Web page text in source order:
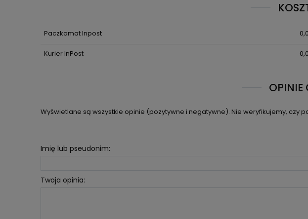
Paczkomat Inpost
Kurier InPost
OPINIE
Wyświetlane są wszystkie opinie (pozytywne i negatywne). Nie weryfikujemy, czy
Imię lub pseudonim:
Twoja opinia: